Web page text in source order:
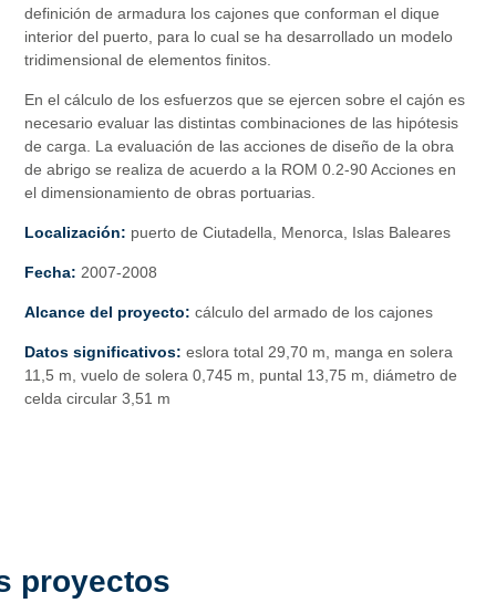
definición de armadura los cajones que conforman el dique
interior del puerto, para lo cual se ha desarrollado un modelo
tridimensional de elementos finitos.
En el cálculo de los esfuerzos que se ejercen sobre el cajón es
necesario evaluar las distintas combinaciones de las hipótesis
de carga. La evaluación de las acciones de diseño de la obra
de abrigo se realiza de acuerdo a la ROM 0.2-90 Acciones en
el dimensionamiento de obras portuarias.
Localización: puerto de Ciutadella, Menorca, Islas Baleares
Fecha: 2007-2008
Alcance del proyecto: cálculo del armado de los cajones
Datos significativos: eslora total 29,70 m, manga en solera
11,5 m, vuelo de solera 0,745 m, puntal 13,75 m, diámetro de
celda circular 3,51 m
proyectos